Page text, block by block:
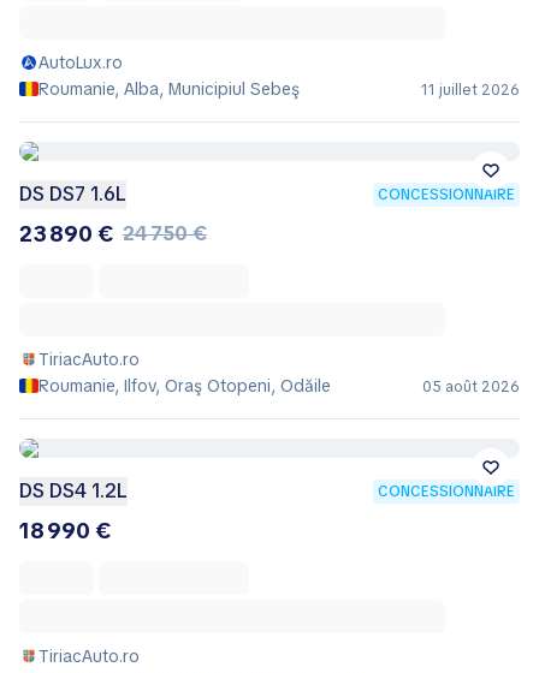
AutoLux.ro
Roumanie, Alba, Municipiul Sebeş
11 juillet 2026
DS DS7 1.6L CONCESSIONNAIRE
23 890 € 24 750 €
TiriacAuto.ro
Roumanie, Ilfov, Oraş Otopeni, Odăile
05 août 2026
DS DS4 1.2L CONCESSIONNAIRE
18 990 €
TiriacAuto.ro